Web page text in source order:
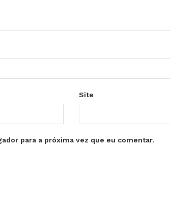
Site
para a próxima vez que eu comentar.